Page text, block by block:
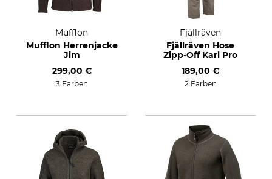
Mufflon
Mufflon Herrenjacke
Jim
299,00 €
3 Farben
Fjällräven
Fjällräven Hose
Zipp-Off Karl Pro
189,00 €
2 Farben